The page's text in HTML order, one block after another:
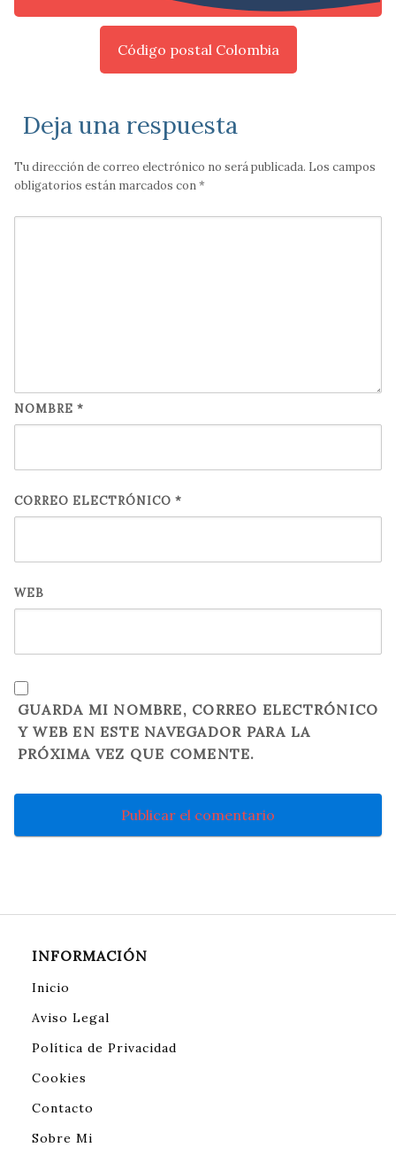
Código postal Colombia
Deja una respuesta
Tu dirección de correo electrónico no será publicada. Los campos
obligatorios están marcados con*
NOMBRE *
CORREO ELECTRÓNICO *
WEB
GUARDA MI NOMBRE, CORREO ELECTRÓNICO
Y WEB EN ESTE NAVEGADOR PARA LA
PRÓXIMA VEZ QUE COMENTE.
INFORMACIÓN
Inicio
Aviso Legal
Política de Privacidad
Cookies
Contacto
Sobre Mi